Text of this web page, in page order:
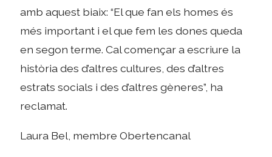
amb aquest biaix: “El que fan els homes és
més important i el que fem les dones queda
en segon terme. Cal començar a escriure la
història des d’altres cultures, des d’altres
estrats socials i des d’altres gèneres”, ha
reclamat.
Laura Bel, membre Obertencanal